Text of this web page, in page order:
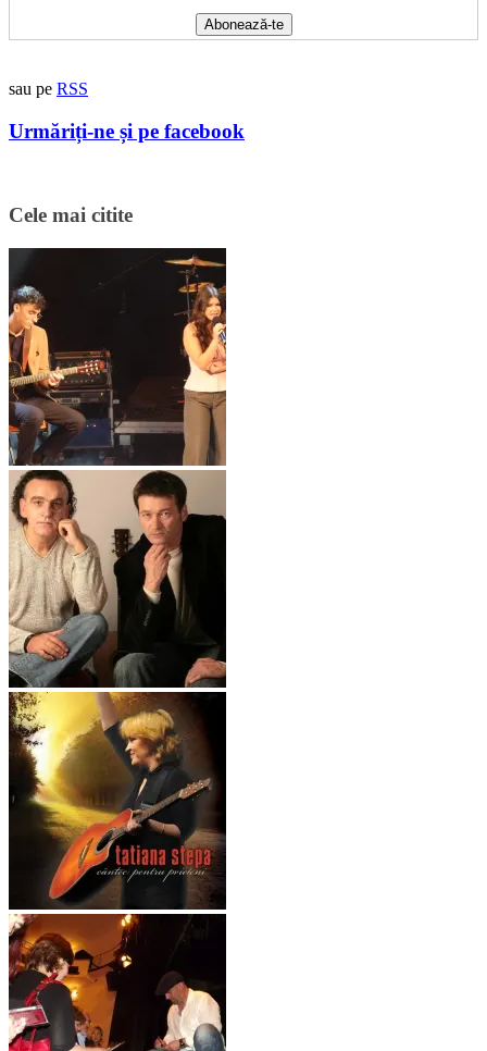
sau pe RSS
Urmăriți-ne și pe facebook
Cele mai citite